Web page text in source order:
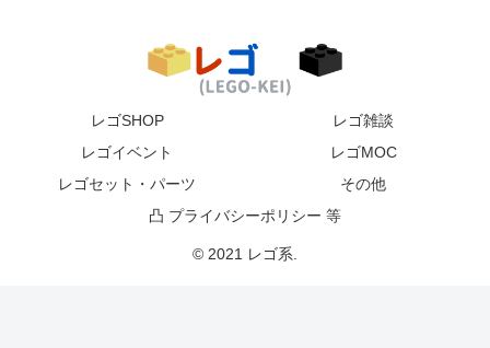
レゴSHOP
レゴ雑談
レゴイベント
レゴMOC
レゴセット・パーツ
その他
凸 プライバシーポリシー 等
© 2021 レゴ系.